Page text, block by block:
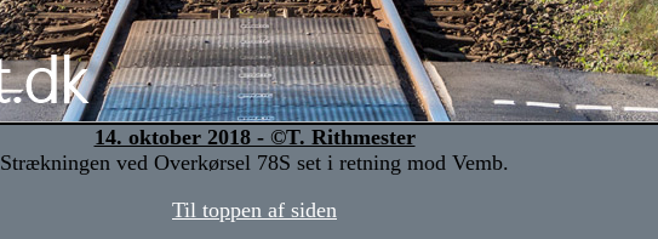
14. oktober 2018 - ©T. Rithmester
Strækningen ved Overkørsel 78S set i retning mod Vemb.
Til toppen af siden